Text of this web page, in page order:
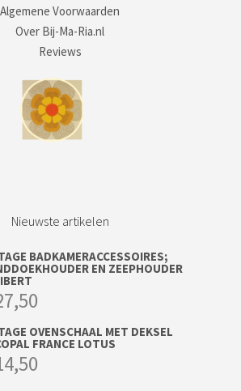
Algemene Voorwaarden
Over Bij-Ma-Ria.nl
Reviews
Nieuwste artikelen
BADKAMERACCESSOIRES;
EN ZEEPHOUDER
OVENSCHAAL MET DEKSEL
FRANCE LOTUS